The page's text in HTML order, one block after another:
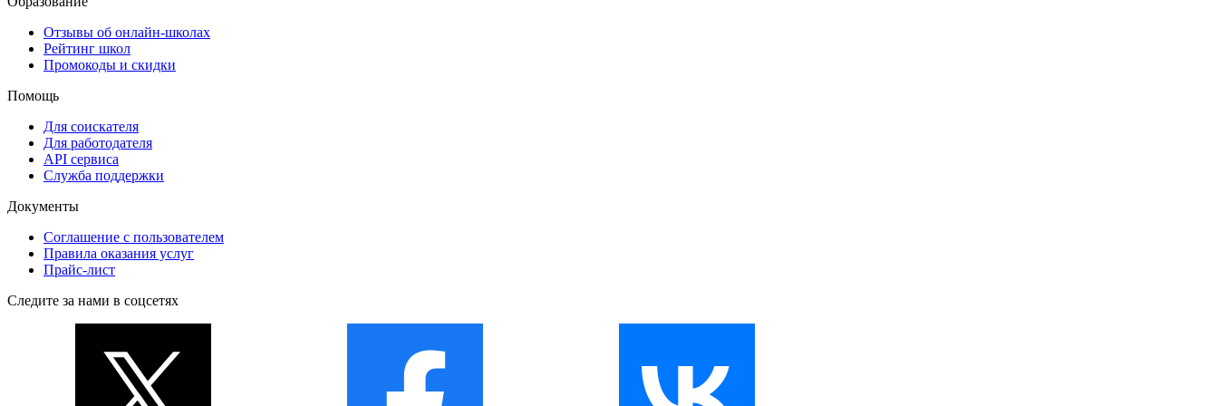
Отзывы об онлайн-школах
Рейтинг школ
Промокоды и скидки
Помощь
Для соискателя
Для работодателя
API сервиса
Служба поддержки
Документы
Соглашение с пользователем
Правила оказания услуг
Прайс-лист
Следите за нами в соцсетях